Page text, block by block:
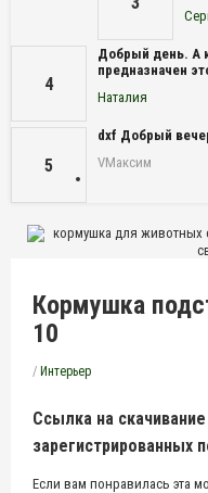
4
Добрый день. А
предназначен
Наталия
5
dxf Добрый
VМаксим
Кормушка
10
/ Интерьер
Ссылка на
зарегистрированных
Если вам понравилась эта